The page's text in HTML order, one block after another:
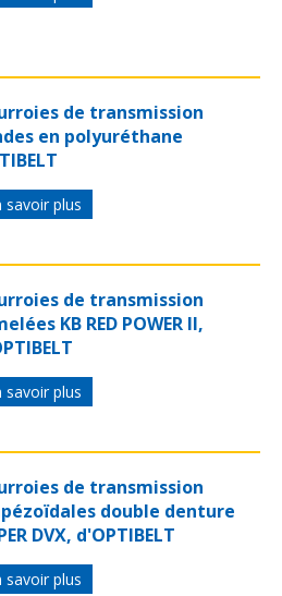
de transmission
en polyuréthane
savoir plus
de transmission
KB RED POWER II,
savoir plus
de transmission
double denture
DVX, d'OPTIBELT
savoir plus